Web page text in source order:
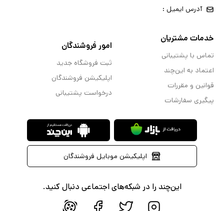
آدرس ایمیل :
خدمات مشتریان
تماس با پشتیبانی
اعتماد به این‌چند
قوانین و مقررات
پیگیری سفارشات
امور فروشندگان
ثبت فروشگاه جدید
اپلیکیشن فروشندگان
درخواست پشتیبانی
اپلیکیشن موبایل فروشندگان
این‌چند را در شبکه‌های اجتماعی دنبال کنید.